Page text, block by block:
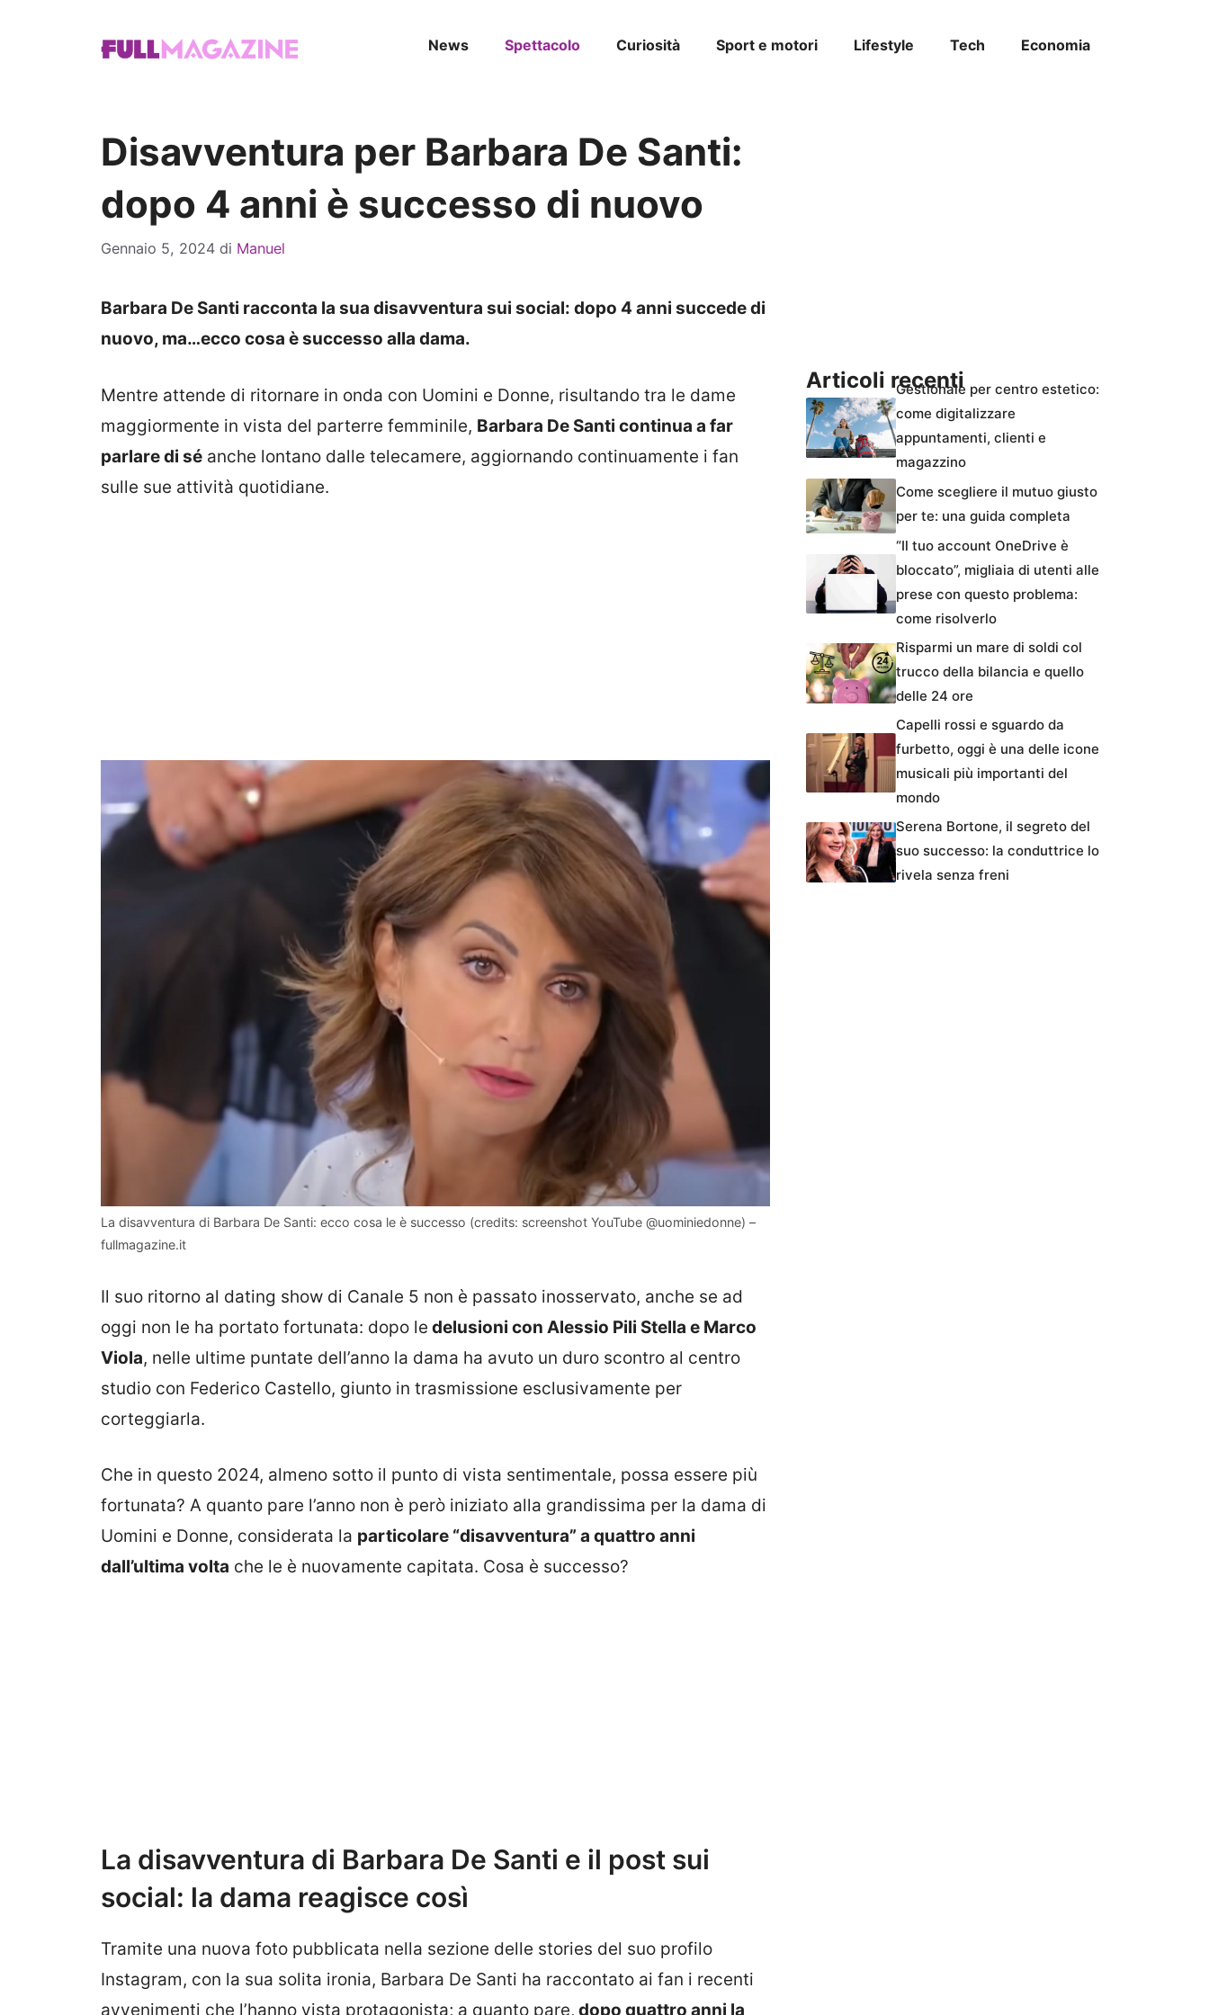
News Spettacolo Curiosità Sport e motori Lifestyle Tech Economia
Disavventura per Barbara De Santi:
dopo 4 anni è successo di nuovo
Gennaio 5, 2024 di Manuel
Barbara De Santi racconta la sua disavventura sui social: dopo 4 anni succede di
nuovo, ma…ecco cosa è successo alla dama.
Mentre attende di ritornare in onda con Uomini e Donne, risultando tra le dame
maggiormente in vista del parterre femminile, Barbara De Santi continua a far
parlare di sé anche lontano dalle telecamere, aggiornando continuamente i fan
sulle sue attività quotidiane.
La disavventura di Barbara De Santi: ecco cosa le è successo (credits: screenshot YouTube @uominiedonne) –
fullmagazine.it
Il suo ritorno al dating show di Canale 5 non è passato inosservato, anche se ad
oggi non le ha portato fortunata: dopo le delusioni con Alessio Pili Stella e Marco
Viola, nelle ultime puntate dell’anno la dama ha avuto un duro scontro al centro
studio con Federico Castello, giunto in trasmissione esclusivamente per
corteggiarla.
Che in questo 2024, almeno sotto il punto di vista sentimentale, possa essere più
fortunata? A quanto pare l’anno non è però iniziato alla grandissima per la dama di
Uomini e Donne, considerata la particolare “disavventura” a quattro anni
dall’ultima volta che le è nuovamente capitata. Cosa è successo?
La disavventura di Barbara De Santi e il post sui
social: la dama reagisce così
Tramite una nuova foto pubblicata nella sezione delle stories del suo profilo
Instagram, con la sua solita ironia, Barbara De Santi ha raccontato ai fan i recenti
avvenimenti che l’hanno vista protagonista; a quanto pare, dopo quattro anni la
Articoli recentiGestionale per centro estetico:
come digitalizzare
appuntamenti, clienti e
magazzino
Come scegliere il mutuo giusto
per te: una guida completa
“Il tuo account OneDrive è
bloccato”, migliaia di utenti alle
prese con questo problema:
come risolverlo
Risparmi un mare di soldi col
trucco della bilancia e quello
delle 24 ore
Capelli rossi e sguardo da
furbetto, oggi è una delle icone
musicali più importanti del
mondo
Serena Bortone, il segreto del
suo successo: la conduttrice lo
rivela senza freni